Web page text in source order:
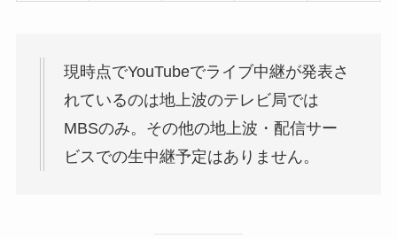
現時点でYouTubeでライブ中継が発表さ
れているのは地上波のテレビ局では
MBSのみ。その他の地上波・配信サー
ビスでの生中継予定はありません。